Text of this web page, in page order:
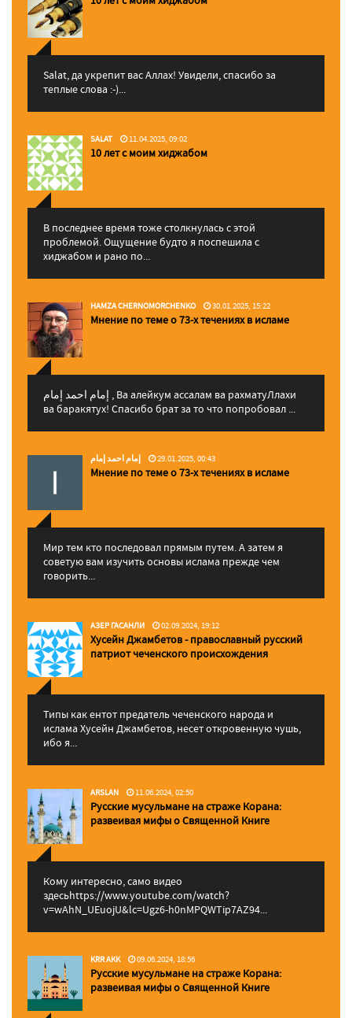
Salat, да укрепит вас Аллаx! Увидели, спасибо за
теплые слова :-)...
SALAT 11.04.2025, 09:02
10 лет с моим хиджабом
В последнее время тоже столкнулась с этой
проблемой. Ощущение будто я поспешила с
хиджабом и рано по...
HAMZA CHERNOMORCHENKO 30.01.2025, 15:22
Мнение по теме о 73-х течениях в исламе
إمام احمد إمام , Ва алейкум ассалам ва рахматуЛлахи
ва баракятух! Спасибо брат за то что попробовал ...
إمام احمد إمام 29.01.2025, 00:43
Мнение по теме о 73-х течениях в исламе
Мир тем кто последовал прямым путем. А затем я
советую вам изучить основы ислама прежде чем
говорить...
АЗЕР ГАСАНЛИ 02.09.2024, 19:12
Хусейн Джамбетов - православный русский
патриот чеченского происхождения
Типы как ентот предатель чеченского народа и
ислама Хусейн Джамбетов, несет откровенную чушь,
ибо я...
ARSLAN 11.06.2024, 02:50
Русские мусульмане на страже Корана:
pазвеивая мифы о Священной Книге
Кому интересно, само видео
здесьhttps://www.youtube.com/watch?
v=wAhN_UEuojU&lc=Ugz6-h0nMPQWTip7AZ94...
KRR AKK 09.06.2024, 18:56
Русские мусульмане на страже Корана:
pазвеивая мифы о Священной Книге